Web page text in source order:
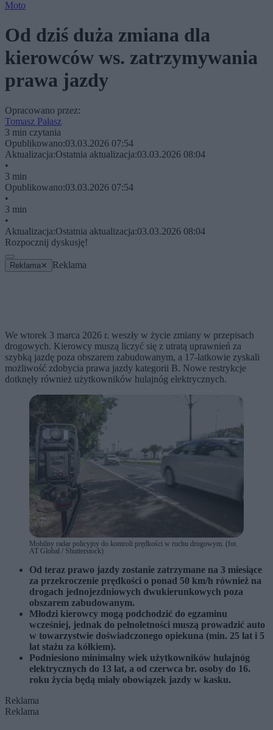
Moto
Od dziś duża zmiana dla
kierowców ws. zatrzymywania
prawa jazdy
Opracowano przez:
Tomasz Pałasz
3 min czytania
Opublikowano:03.03.2026 07:54
Aktualizacja:Ostatnia aktualizacja:03.03.2026 08:04
•
3 min
Opublikowano:03.03.2026 07:54
•
3 min
•
Aktualizacja:Ostatnia aktualizacja:03.03.2026 08:04
Rozpocznij dyskusję!
Reklama ✕ Reklama
We wtorek 3 marca 2026 r. weszły w życie zmiany w przepisach
drogowych. Kierowcy muszą liczyć się z utratą uprawnień za
szybką jazdę poza obszarem zabudowanym, a 17-latkowie zyskali
możliwość zdobycia prawa jazdy kategorii B. Nowe restrykcje
dotknęły również użytkowników hulajnóg elektrycznych.
Mobilny radar policyjny do kontroli prędkości w ruchu drogowym. (fot.
AT Global / Shutterstock)
Od teraz prawo jazdy zostanie zatrzymane na 3 miesiące
za przekroczenie prędkości o ponad 50 km/h również na
drogach jednojezdniowych dwukierunkowych poza
obszarem zabudowanym.
Młodzi kierowcy mogą podchodzić do egzaminu
wcześniej, jednak do pełnoletności muszą prowadzić auto
w towarzystwie doświadczonego opiekuna (min. 25 lat i 5
lat stażu za kółkiem).
Podniesiono minimalny wiek użytkowników hulajnóg
elektrycznych do 13 lat, a od czerwca br. osoby do 16.
roku życia będą miały obowiązek jazdy w kasku.
Reklama
Reklama